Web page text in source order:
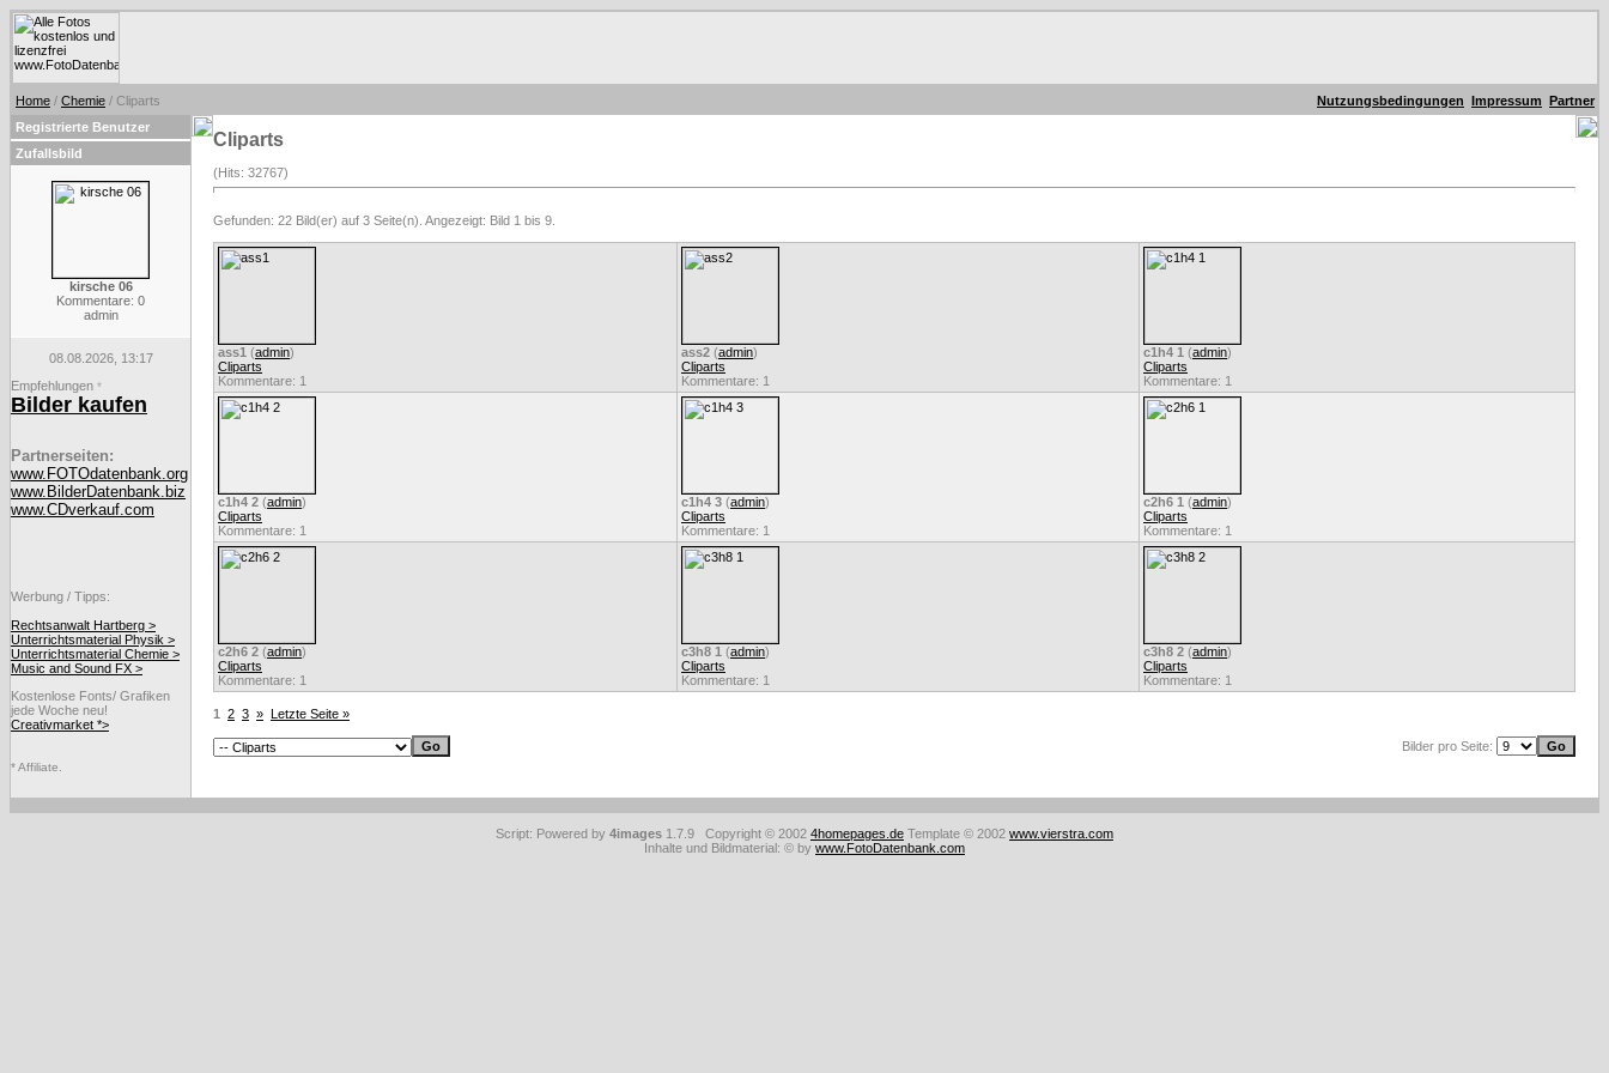
Home / Chemie / Cliparts Nutzungsbedingungen Impressum Partner
Registrierte Benutzer
Zufallsbild
kirsche 06
Kommentare: 0
admin
08.08.2026, 13:17
Empfehlungen *
Bilder kaufen
Partnerseiten:
www.FOTOdatenbank.org
www.BilderDatenbank.biz
www.CDverkauf.com
Werbung / Tipps:
Rechtsanwalt Hartberg >
Unterrichtsmaterial Physik >
Unterrichtsmaterial Chemie >
Music and Sound FX >
Kostenlose Fonts/ Grafiken
jede Woche neu!
Creativmarket *>
* Affiliate.
Cliparts
(Hits: 32767)
Gefunden: 22 Bild(er) auf 3 Seite(n). Angezeigt: Bild 1 bis 9.
ass1 (admin)
Cliparts
Kommentare: 1
ass2 (admin)
Cliparts
Kommentare: 1
c1h4 1 (admin)
Cliparts
Kommentare: 1
c1h4 2 (admin)
Cliparts
Kommentare: 1
c1h4 3 (admin)
Cliparts
Kommentare: 1
c2h6 1 (admin)
Cliparts
Kommentare: 1
c2h6 2 (admin)
Cliparts
Kommentare: 1
c3h8 1 (admin)
Cliparts
Kommentare: 1
c3h8 2 (admin)
Cliparts
Kommentare: 1
1 2 3 » Letzte Seite »
Bilder pro Seite:
Script: Powered by 4images 1.7.9 Copyright © 2002 4homepages.de Template © 2002 www.vierstra.com
Inhalte und Bildmaterial: © by www.FotoDatenbank.com